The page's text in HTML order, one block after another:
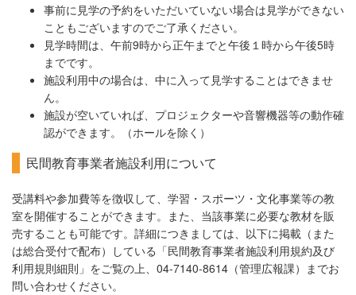
事前に見学の予約をいただいていない場合は見学ができない
こともございますのでご了承ください。
見学時間は、午前9時から正午までと午後１時から午後5時
までです。
施設利用中の場合は、中に入って見学することはできませ
ん。
施設が空いていれば、プロジェクターや音響機器等の動作確
認ができます。（ホールを除く）
民間教育事業者施設利用について
受講料や参加費等を徴収して、学習・スポーツ・文化事業等の教
室を開催することができます。また、当該事業に必要な教材を販
売することも可能です。詳細につきましては、以下に掲載（また
は総合受付で配布）している「民間教育事業者施設利用規約及び
利用規則細則」をご覧の上、04-7140-8614（管理広報課）までお
問い合わせください。